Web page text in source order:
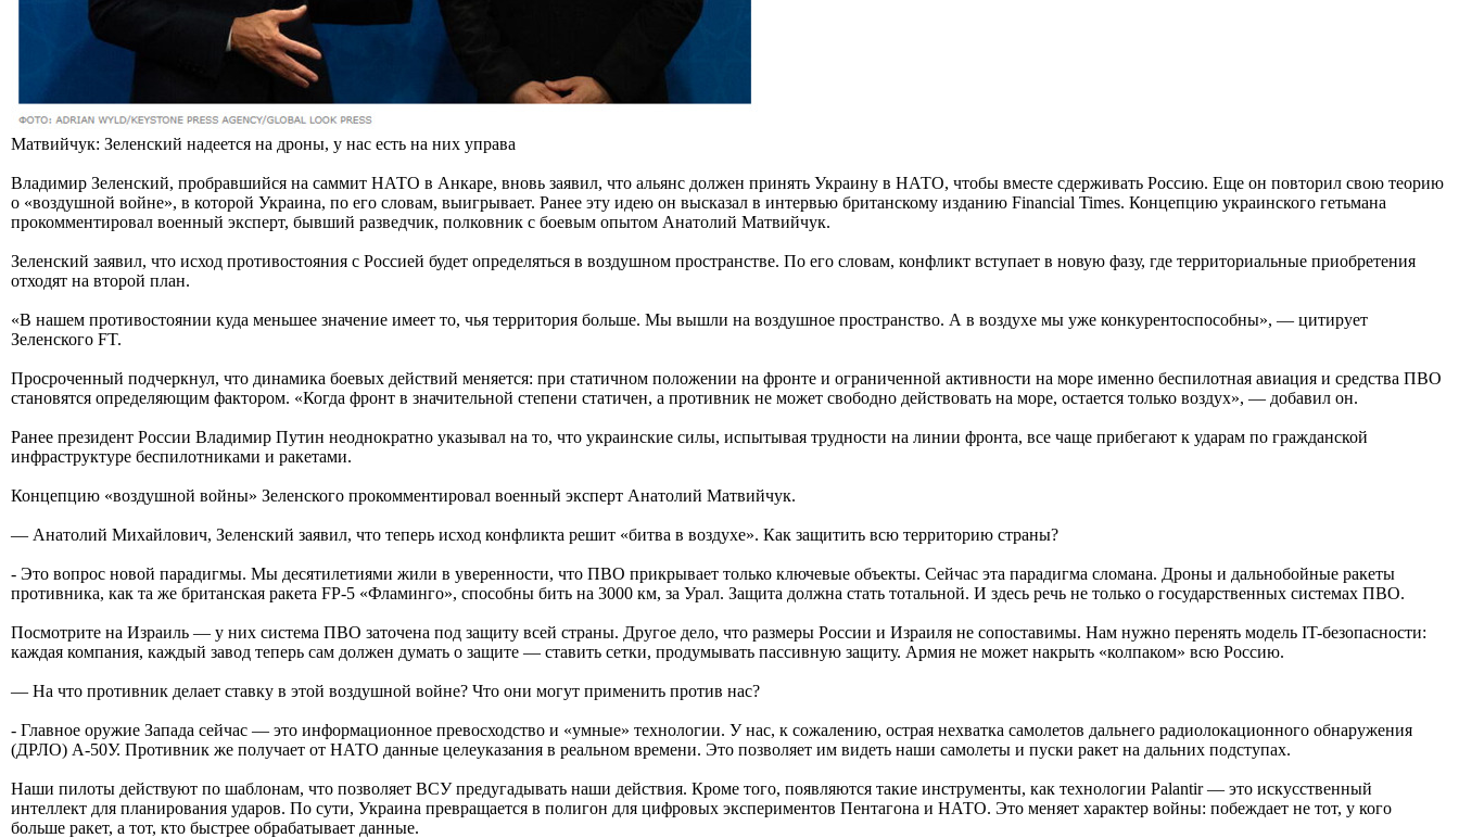
Матвийчук: Зеленский надеется на дроны, у нас есть на них управа
Владимир Зеленский, пробравшийся на саммит НАТО в Анкаре, вновь заявил, что альянс должен принять Украину в НАТО, чтобы вместе сдерживать Россию. Еще он повторил свою теорию
о «воздушной войне», в которой Украина, по его словам, выигрывает. Ранее эту идею он высказал в интервью британскому изданию Financial Times. Концепцию украинского гетьмана
прокомментировал военный эксперт, бывший разведчик, полковник с боевым опытом Анатолий Матвийчук.
Зеленский заявил, что исход противостояния с Россией будет определяться в воздушном пространстве. По его словам, конфликт вступает в новую фазу, где территориальные приобретения
отходят на второй план.
«В нашем противостоянии куда меньшее значение имеет то, чья территория больше. Мы вышли на воздушное пространство. А в воздухе мы уже конкурентоспособны», — цитирует
Зеленского FT.
Просроченный подчеркнул, что динамика боевых действий меняется: при статичном положении на фронте и ограниченной активности на море именно беспилотная авиация и средства ПВО
становятся определяющим фактором. «Когда фронт в значительной степени статичен, а противник не может свободно действовать на море, остается только воздух», — добавил он.
Ранее президент России Владимир Путин неоднократно указывал на то, что украинские силы, испытывая трудности на линии фронта, все чаще прибегают к ударам по гражданской
инфраструктуре беспилотниками и ракетами.
Концепцию «воздушной войны» Зеленского прокомментировал военный эксперт Анатолий Матвийчук.
— Анатолий Михайлович, Зеленский заявил, что теперь исход конфликта решит «битва в воздухе». Как защитить всю территорию страны?
- Это вопрос новой парадигмы. Мы десятилетиями жили в уверенности, что ПВО прикрывает только ключевые объекты. Сейчас эта парадигма сломана. Дроны и дальнобойные ракеты
противника, как та же британская ракета FP-5 «Фламинго», способны бить на 3000 км, за Урал. Защита должна стать тотальной. И здесь речь не только о государственных системах ПВО.
Посмотрите на Израиль — у них система ПВО заточена под защиту всей страны. Другое дело, что размеры России и Израиля не сопоставимы. Нам нужно перенять модель IT-безопасности:
каждая компания, каждый завод теперь сам должен думать о защите — ставить сетки, продумывать пассивную защиту. Армия не может накрыть «колпаком» всю Россию.
— На что противник делает ставку в этой воздушной войне? Что они могут применить против нас?
- Главное оружие Запада сейчас — это информационное превосходство и «умные» технологии. У нас, к сожалению, острая нехватка самолетов дальнего радиолокационного обнаружения
(ДРЛО) А-50У. Противник же получает от НАТО данные целеуказания в реальном времени. Это позволяет им видеть наши самолеты и пуски ракет на дальних подступах.
Наши пилоты действуют по шаблонам, что позволяет ВСУ предугадывать наши действия. Кроме того, появляются такие инструменты, как технологии Palantir — это искусственный
интеллект для планирования ударов. По сути, Украина превращается в полигон для цифровых экспериментов Пентагона и НАТО. Это меняет характер войны: побеждает не тот, у кого
больше ракет, а тот, кто быстрее обрабатывает данные.